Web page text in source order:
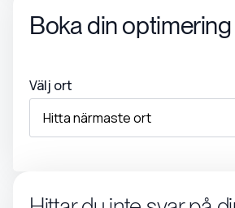
Boka din optimering
Välj ort